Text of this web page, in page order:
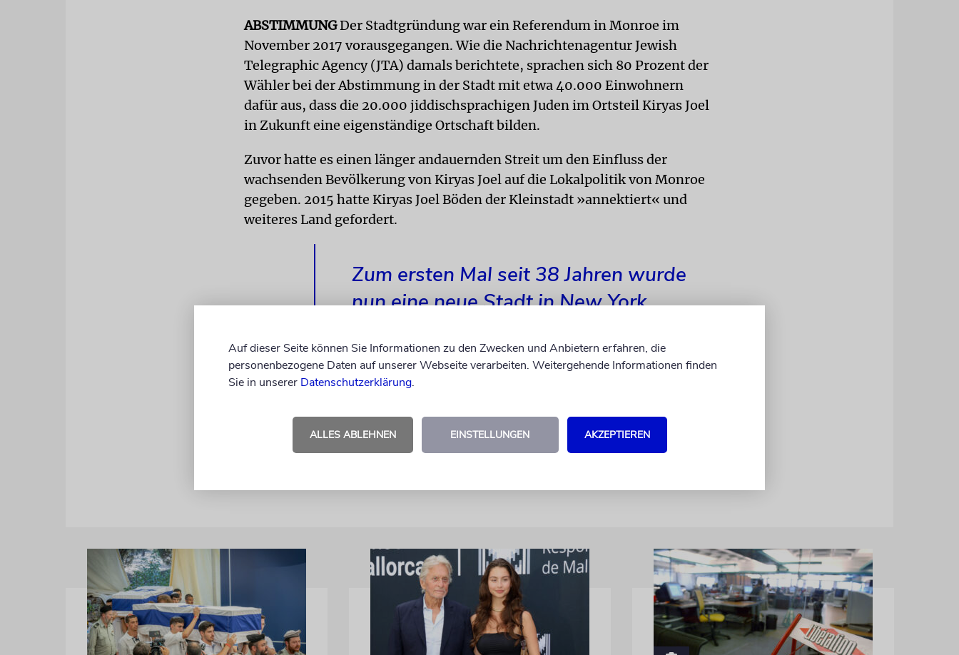
ABSTIMMUNGDer Stadtgründung war ein Referendum in Monroe im
November 2017 vorausgegangen. Wie die Nachrichtenagentur Jewish
Telegraphic Agency (JTA) damals berichtete, sprachen sich 80 Prozent der
Wähler bei der Abstimmung in der Stadt mit etwa 40.000 Einwohnern
dafür aus, dass die 20.000 jiddischsprachigen Juden im Ortsteil Kiryas Joel
in Zukunft eine eigenständige Ortschaft bilden.
Zuvor hatte es einen länger andauernden Streit um den Einfluss der
wachsenden Bevölkerung von Kiryas Joel auf die Lokalpolitik von Monroe
gegeben. 2015 hatte Kiryas Joel Böden der Kleinstadt »annektiert« und
weiteres Land gefordert.
Zum ersten Mal seit 38 Jahren wurde
nun eine neue Stadt in New York
Auf dieser Seite können Sie Informationen zu den Zwecken und Anbietern erfahren, die
personenbezogene Daten auf unserer Webseite verarbeiten. Weitergehende Informationen finden
Sie in unserer Datenschutzerklärung.
ALLES ABLEHNEN EINSTELLUNGEN AKZEPTIEREN